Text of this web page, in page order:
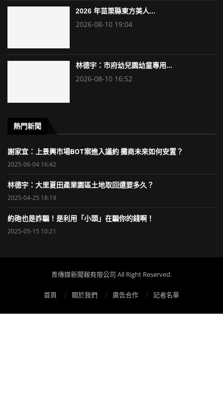
2026 年苗栗縣東方美人...
2026-08-10 19:04
林德宇：市府幼兒園幼童專用...
2026-08-10 16:52
熱門新聞
謝家宜：上景興市場BOT案進入議約 攤商未來如何安置？
2025-06-04 16:42
林德宇：大里夏田產業園區土地取回還要多久？
2025-04-25 18:19
約砲也是詐騙！是利用「小頭」在騙你的錢啊！
2025-05-15 10:21
青傳媒新聞報有限公司 All Right Reserved.
首頁 關於我們 廣告合作 記者名單